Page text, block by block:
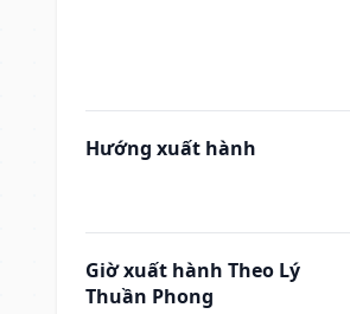
Hướng xuất hành
Giờ xuất hành Theo Lý
Thuần Phong